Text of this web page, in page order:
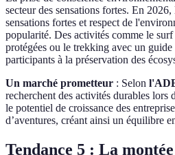
secteur des sensations fortes. En
sensations fortes et respect de
popularité. Des activités comme le surf
protégées ou le trekking avec un
participants à la préservation des
Un marché prometteur : Selon
recherchent des activités durables lors
le potentiel de croissance des
d’aventures, créant ainsi un équilibre
Tendance 5 : La